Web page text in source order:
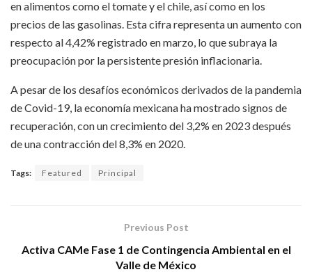
en alimentos como el tomate y el chile, así como en los
precios de las gasolinas. Esta cifra representa un aumento con
respecto al 4,42% registrado en marzo, lo que subraya la
preocupación por la persistente presión inflacionaria.
A pesar de los desafíos económicos derivados de la pandemia
de Covid-19, la economía mexicana ha mostrado signos de
recuperación, con un crecimiento del 3,2% en 2023 después
de una contracción del 8,3% en 2020.
Tags: Featured Principal
Previous Post
Activa CAMe Fase 1 de Contingencia Ambiental en el
Valle de México